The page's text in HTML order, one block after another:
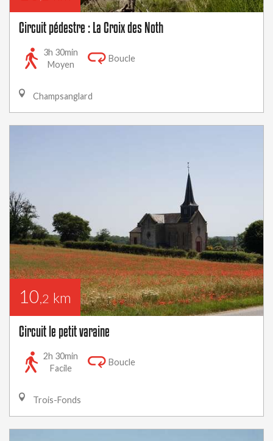
Circuit pédestre : La Croix des Noth
3h 30min
Moyen
Boucle
Champsanglard
10,2 km
Circuit le petit varaine
2h 30min
Facile
Boucle
Trois-Fonds